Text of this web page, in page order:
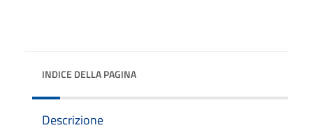
INDICE DELLA PAGINA
Descrizione